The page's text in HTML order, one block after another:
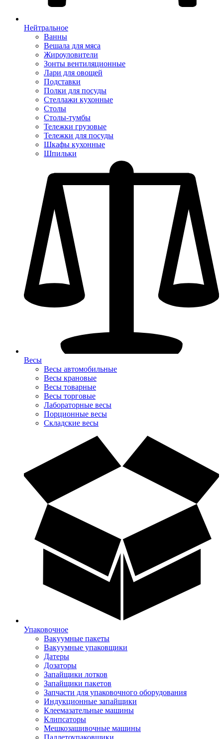
Нейтральное
Ванны
Вешала для мяса
Жироуловители
Зонты вентиляционные
Лари для овощей
Подставки
Полки для посуды
Стеллажи кухонные
Столы
Столы-тумбы
Тележки грузовые
Тележки для посуды
Шкафы кухонные
Шпильки
Весы
Весы автомобильные
Весы крановые
Весы товарные
Весы торговые
Лабораторные весы
Порционные весы
Складские весы
Упаковочное
Вакуумные пакеты
Вакуумные упаковщики
Датеры
Дозаторы
Запайщики лотков
Запайщики пакетов
Запчасти для упаковочного оборудования
Индукционные запайщики
Клеемазательные машины
Клипсаторы
Мешкозашивочные машины
Паллетоупаковщики